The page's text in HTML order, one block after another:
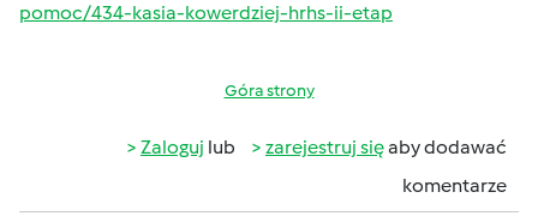
pomoc/434-kasia-kowerdziej-hrhs-ii-etap
Góra strony
Zaloguj lub zarejestruj sięaby dodawać
komentarze